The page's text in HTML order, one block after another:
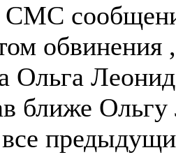
СМС
обвинения
Ольга
ближе Ольгу